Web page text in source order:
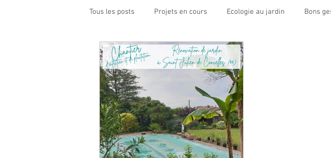
Tous les posts Projets en cours Ecologie au jardin Bons
Visites de jardins Presse - publications
Autres activités